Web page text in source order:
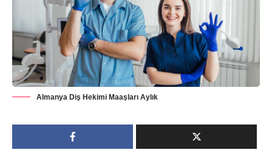
Almanya Diş Hekimi Maaşları Aylık